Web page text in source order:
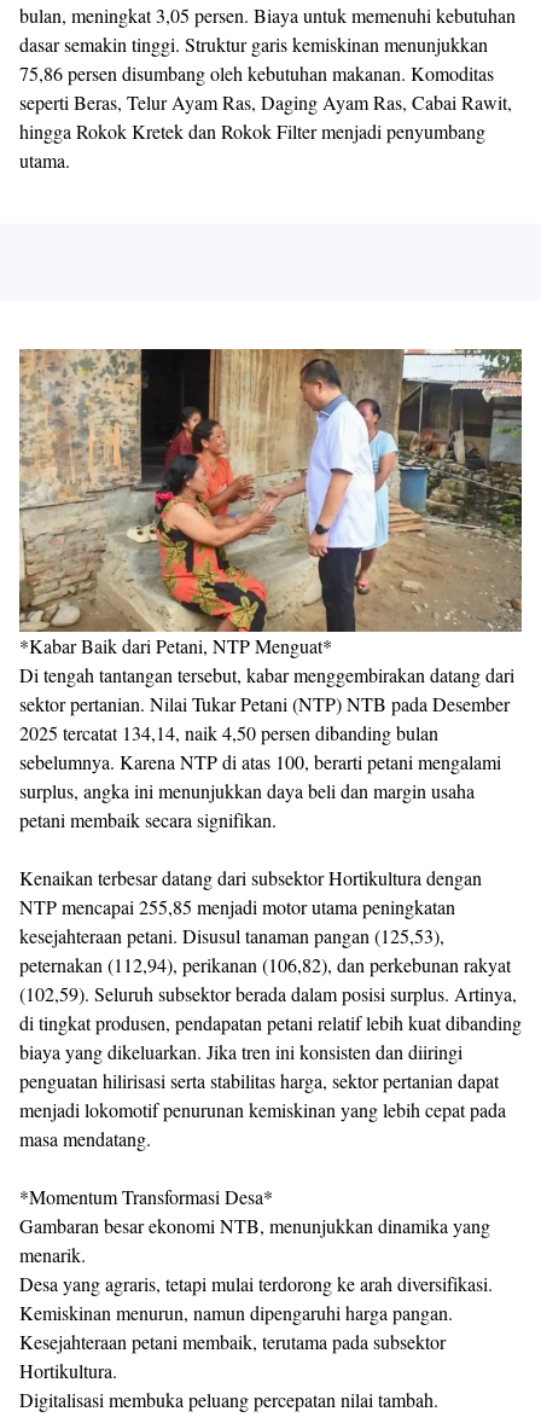
bulan, meningkat 3,05 persen. Biaya untuk memenuhi kebutuhan
dasar semakin tinggi. Struktur garis kemiskinan menunjukkan
75,86 persen disumbang oleh kebutuhan makanan. Komoditas
seperti Beras, Telur Ayam Ras, Daging Ayam Ras, Cabai Rawit,
hingga Rokok Kretek dan Rokok Filter menjadi penyumbang
utama.
*Kabar Baik dari Petani, NTP Menguat*
Di tengah tantangan tersebut, kabar menggembirakan datang dari
sektor pertanian. Nilai Tukar Petani (NTP) NTB pada Desember
2025 tercatat 134,14, naik 4,50 persen dibanding bulan
sebelumnya. Karena NTP di atas 100, berarti petani mengalami
surplus, angka ini menunjukkan daya beli dan margin usaha
petani membaik secara signifikan.
Kenaikan terbesar datang dari subsektor Hortikultura dengan
NTP mencapai 255,85 menjadi motor utama peningkatan
kesejahteraan petani. Disusul tanaman pangan (125,53),
peternakan (112,94), perikanan (106,82), dan perkebunan rakyat
(102,59). Seluruh subsektor berada dalam posisi surplus. Artinya,
di tingkat produsen, pendapatan petani relatif lebih kuat dibanding
biaya yang dikeluarkan. Jika tren ini konsisten dan diiringi
penguatan hilirisasi serta stabilitas harga, sektor pertanian dapat
menjadi lokomotif penurunan kemiskinan yang lebih cepat pada
masa mendatang.
*Momentum Transformasi Desa*
Gambaran besar ekonomi NTB, menunjukkan dinamika yang
menarik.
Desa yang agraris, tetapi mulai terdorong ke arah diversifikasi.
Kemiskinan menurun, namun dipengaruhi harga pangan.
Kesejahteraan petani membaik, terutama pada subsektor
Hortikultura.
Digitalisasi membuka peluang percepatan nilai tambah.